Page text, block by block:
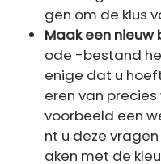
gen om de klus
Maak een nieuw
ode -bestand
enige dat u
eren van precies
voorbeeld een
nt u deze
aken met de